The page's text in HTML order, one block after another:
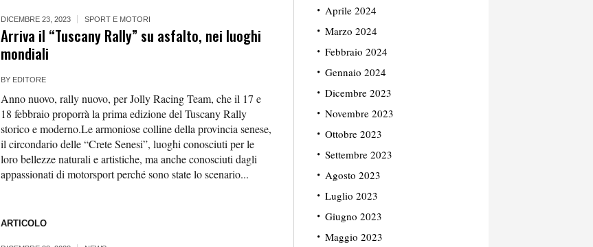
DICEMBRE 23, 2023 SPORT E MOTORI
Arriva il “Tuscany Rally” su asfalto, nei luoghi
mondiali
BY EDITORE
Anno nuovo, rally nuovo, per Jolly Racing Team, che il 17 e
18 febbraio proporrà la prima edizione del Tuscany Rally
storico e moderno.Le armoniose colline della provincia senese,
il circondario delle “Crete Senesi”, luoghi conosciuti per le
loro bellezze naturali e artistiche, ma anche conosciuti dagli
appassionati di motorsport perché sono state lo scenario...
ARTICOLO
Aprile 2024
Marzo 2024
Febbraio 2024
Gennaio 2024
Dicembre 2023
Novembre 2023
Ottobre 2023
Settembre 2023
Agosto 2023
Luglio 2023
Giugno 2023
Maggio 2023